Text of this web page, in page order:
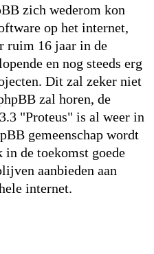
zich wederom kon
op het internet,
ruim 16 jaar in de
en nog steeds erg
Dit zal zeker niet
zal horen, de
"Proteus" is al weer in
gemeenschap wordt
in de toekomst goede
aanbieden aan
internet.